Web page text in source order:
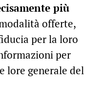
più
offerte,
per la loro
per
lore generale del